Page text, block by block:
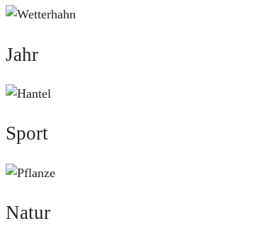
Jahr
Jahr
Sport
Sport
Natur
Natur